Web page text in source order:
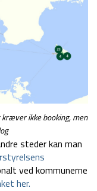
ikke booking, men
steder kan man
ved kommunerne
her.